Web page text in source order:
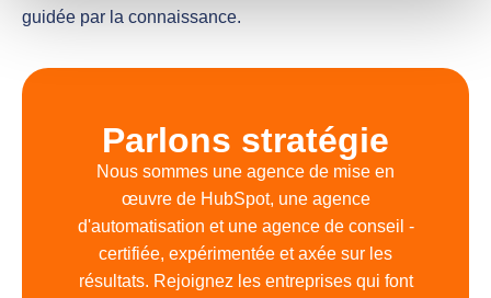
guidée par la connaissance.
Parlons stratégie
Nous sommes une agence de mise en
œuvre de HubSpot, une agence
d'automatisation et une agence de conseil -
certifiée, expérimentée et axée sur les
résultats. Rejoignez les entreprises qui font